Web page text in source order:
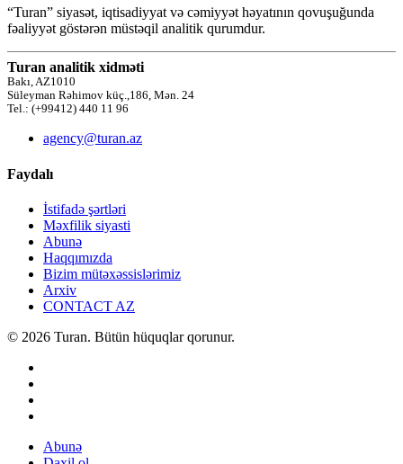
“Turan” siyasət, iqtisadiyyat və cəmiyyət həyatının qovuşuğunda
fəaliyyət göstərən müstəqil analitik qurumdur.
Turan analitik xidməti
Bakı, AZ1010
Süleyman Rəhimov küç.,186, Mən. 24
Tel.: (+99412) 440 11 96
agency@turan.az
Faydalı
İstifadə şərtləri
Məxfilik siyasti
Abunə
Haqqımızda
Bizim mütəxəssislərimiz
Arxiv
CONTACT AZ
© 2026 Turan. Bütün hüquqlar qorunur.
Abunə